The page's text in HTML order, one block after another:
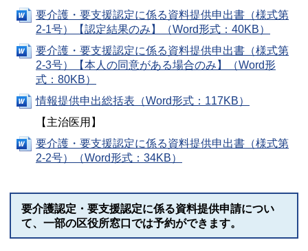
要介護・要支援認定に係る資料提供申出書（様式第
2-1号）【認定結果のみ】（Word形式：40KB）
要介護・要支援認定に係る資料提供申出書（様式第
2-3号）【本人の同意がある場合のみ】（Word形
式：80KB）
情報提供申出総括表（Word形式：117KB）
【主治医用】
要介護・要支援認定に係る資料提供申出書（様式第
2-2号）（Word形式：34KB）
要介護認定・要支援認定に係る資料提供申請につい
て、一部の区役所窓口では予約ができます。